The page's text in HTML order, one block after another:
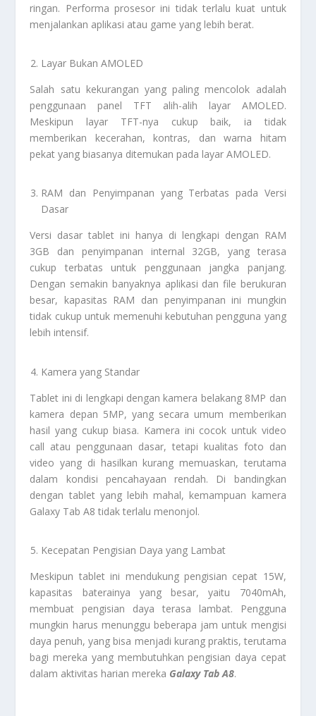
ringan. Performa prosesor ini tidak terlalu kuat untuk
menjalankan aplikasi atau game yang lebih berat.
Layar Bukan AMOLED
Salah satu kekurangan yang paling mencolok adalah
penggunaan panel TFT alih-alih layar AMOLED.
Meskipun layar TFT-nya cukup baik, ia tidak
memberikan kecerahan, kontras, dan warna hitam
pekat yang biasanya ditemukan pada layar AMOLED.
RAM dan Penyimpanan yang Terbatas pada Versi
Dasar
Versi dasar tablet ini hanya di lengkapi dengan RAM
3GB dan penyimpanan internal 32GB, yang terasa
cukup terbatas untuk penggunaan jangka panjang.
Dengan semakin banyaknya aplikasi dan file berukuran
besar, kapasitas RAM dan penyimpanan ini mungkin
tidak cukup untuk memenuhi kebutuhan pengguna yang
lebih intensif.
Kamera yang Standar
Tablet ini di lengkapi dengan kamera belakang 8MP dan
kamera depan 5MP, yang secara umum memberikan
hasil yang cukup biasa. Kamera ini cocok untuk video
call atau penggunaan dasar, tetapi kualitas foto dan
video yang di hasilkan kurang memuaskan, terutama
dalam kondisi pencahayaan rendah. Di bandingkan
dengan tablet yang lebih mahal, kemampuan kamera
Galaxy Tab A8 tidak terlalu menonjol.
Kecepatan Pengisian Daya yang Lambat
Meskipun tablet ini mendukung pengisian cepat 15W,
kapasitas baterainya yang besar, yaitu 7040mAh,
membuat pengisian daya terasa lambat. Pengguna
mungkin harus menunggu beberapa jam untuk mengisi
daya penuh, yang bisa menjadi kurang praktis, terutama
bagi mereka yang membutuhkan pengisian daya cepat
dalam aktivitas harian mereka Galaxy Tab A8.